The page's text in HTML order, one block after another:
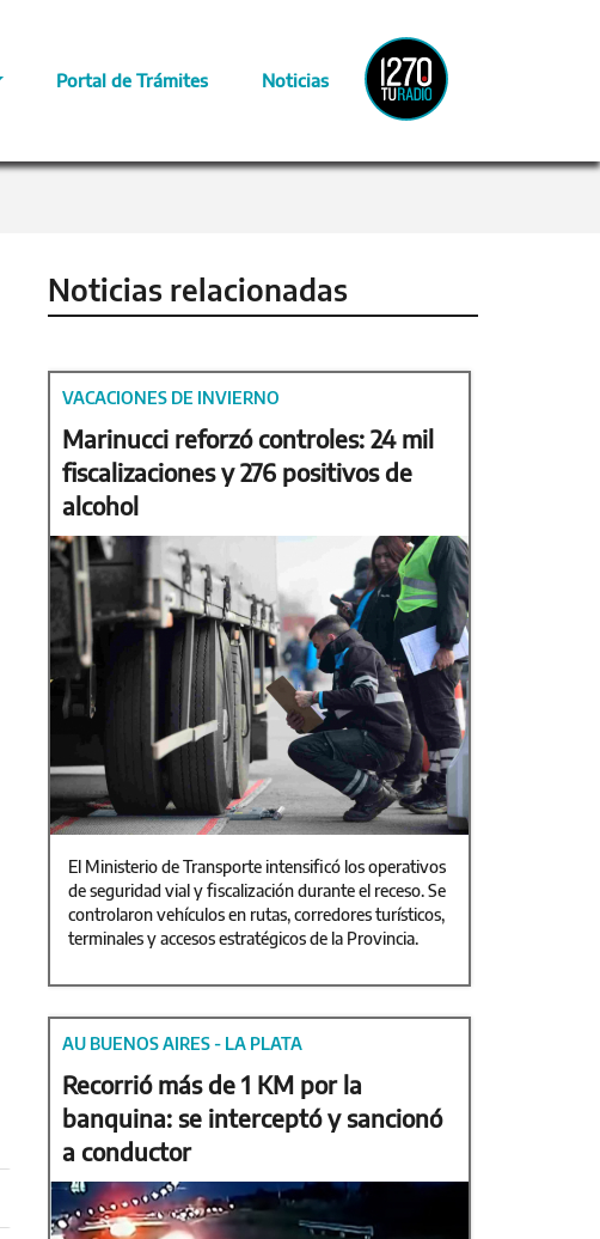
Portal de Trámites Noticias
Radio
Provincia
Noticias relacionadas
VACACIONES DE INVIERNO
Marinucci reforzó controles: 24 mil
fiscalizaciones y 276 positivos de
alcohol
El Ministerio de Transporte intensificó los operativos
de seguridad vial y fiscalización durante el receso. Se
controlaron vehículos en rutas, corredores turísticos,
terminales y accesos estratégicos de la Provincia.
AU BUENOS AIRES - LA PLATA
Recorrió más de 1 KM por la
banquina: se interceptó y sancionó
a conductor